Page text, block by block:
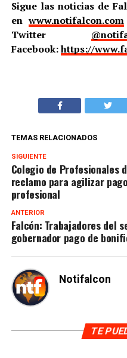
Sigue las noticias de
enwww.notifalcon.com
Twitter
Facebook:https://
TEMAS RELACIONADOS
SIGUIENTE
Colegio de Profesionales
reclamo para agilizar
profesional
ANTERIOR
Falcón: Trabajadores del
gobernador pago de
Notifalcon
TE